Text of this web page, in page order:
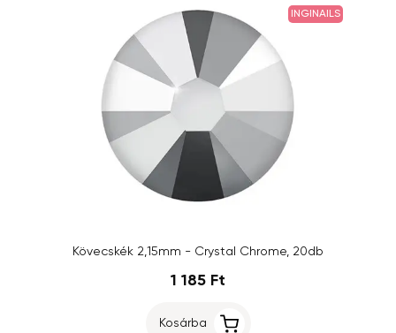
INGINAILS
Kövecskék 2,15mm - Crystal Chrome, 20db
1 185 Ft
Kosárba